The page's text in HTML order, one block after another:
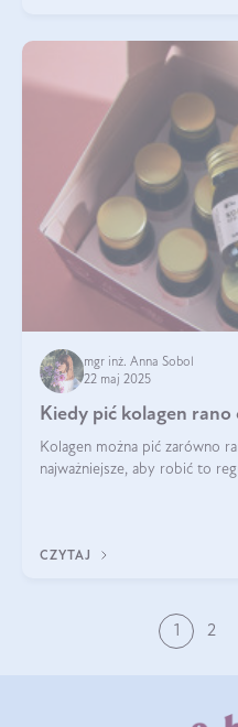
mgr inż. Anna Sobol
22 maj 2025
Kiedy pić kolagen rano
Kolagen można pić zarówno
najważniejsze, aby robić to
CZYTAJ
1 2